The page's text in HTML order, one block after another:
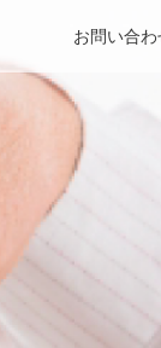
お問い合わ